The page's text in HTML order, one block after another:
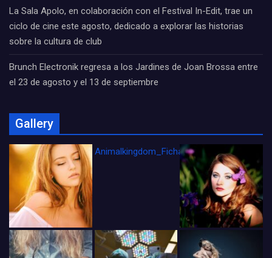
La Sala Apolo, en colaboración con el Festival In-Edit, trae un
ciclo de cine este agosto, dedicado a explorar las historias
sobre la cultura de club
Brunch Electronik regresa a los Jardines de Joan Brossa entre
el 23 de agosto y el 13 de septiembre
Gallery
Animalkingdom_FichaCine